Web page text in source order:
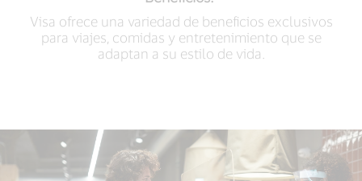
Visa ofrece una variedad de beneficios exclusivos
para viajes, comidas y entretenimiento que se
adaptan a su estilo de vida.